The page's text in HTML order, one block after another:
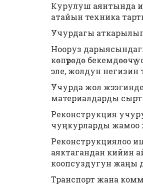
Курулуш аянтында
атайын техника
Учурдагы
Нооруз
көпүрөдө
эле, жолдун негизин
Учурда жол
материалдарды
Реконструкция
чуңкурларды жамоо
Реконструкциялоо
аяктагандан кийин
коопсуздугун жаңы
Транспорт жана